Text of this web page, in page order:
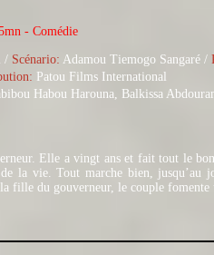
- Comédie
/ Scénario: Adamou Tiemogo Sangaré /
Patou Films International
Habou Harouna, Balkissa
Elle a vingt ans et fait tout le
de la vie. Tout marche bien,
fille du gouverneur, le couple